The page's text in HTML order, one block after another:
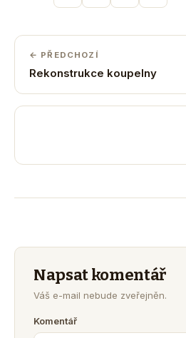
← PŘEDCHOZÍ
Rekonstrukce koupelny
Napsat komentář
Váš e-mail nebude zveřejněn.
Komentář